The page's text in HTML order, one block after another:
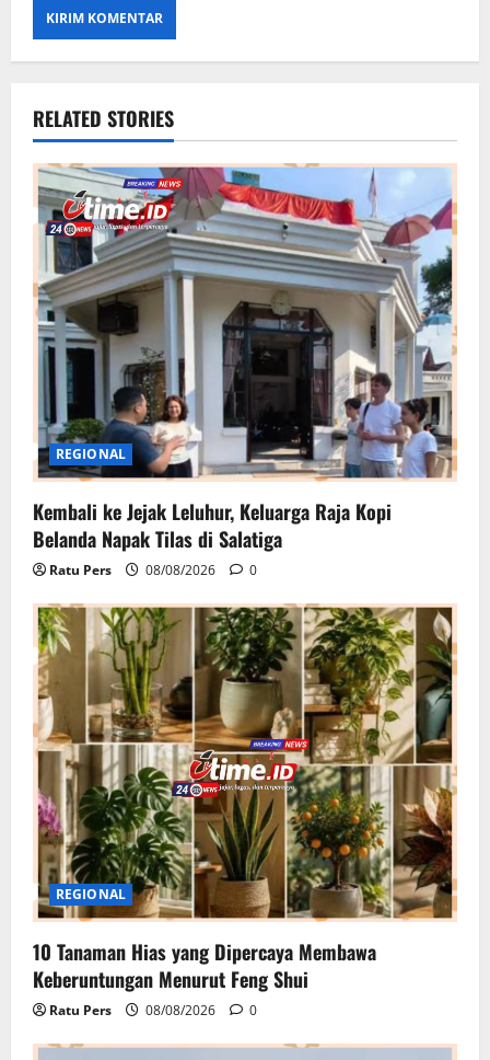
RELATED STORIES
REGIONAL
Kembali ke Jejak Leluhur, Keluarga Raja Kopi
Belanda Napak Tilas di Salatiga
Ratu Pers 08/08/2026 0
REGIONAL
10 Tanaman Hias yang Dipercaya Membawa
Keberuntungan Menurut Feng Shui
Ratu Pers 08/08/2026 0